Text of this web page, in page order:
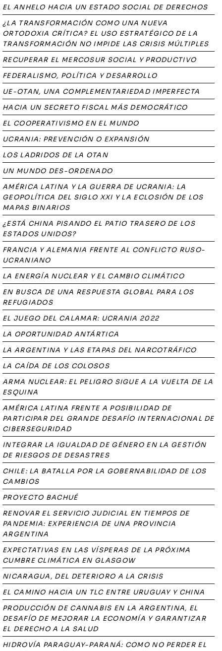
EL ANHELO HACIA UN ESTADO SOCIAL DE DERECHOS
¿LA TRANSFORMACIÓN COMO UNA NUEVA
ORTODOXIA CRÍTICA? EL USO ESTRATÉGICO DE LA
TRANSFORMACIÓN NO IMPIDE LAS CRISIS MÚLTIPLES
RECUPERAR EL MERCOSUR SOCIAL Y PRODUCTIVO
FEDERALISMO, POLÍTICA Y DESARROLLO
UE-OTAN, UNA COMPLEMENTARIEDAD IMPERFECTA
HACIA UN SECRETO FISCAL MÁS DEMOCRÁTICO
EL COOPERATIVISMO EN EL MUNDO
UCRANIA: PREVENCIÓN O EXPANSIÓN
LOS LADRIDOS DE LA OTAN
UN MUNDO DES-ORDENADO
AMÉRICA LATINA Y LA GUERRA DE UCRANIA: LA
GEOPOLÍTICA DEL SIGLO XXI Y LA ECLOSIÓN DE LOS
MAPAS BINARIOS
¿ESTÁ CHINA PISANDO EL PATIO TRASERO DE LOS
ESTADOS UNIDOS?
FRANCIA Y ALEMANIA FRENTE AL CONFLICTO RUSO-
UCRANIANO
LA ENERGÍA NUCLEAR Y EL CAMBIO CLIMÁTICO
EN BUSCA DE UNA RESPUESTA GLOBAL PARA LOS
REFUGIADOS
EL JUEGO DEL CALAMAR: UCRANIA 2022
LA OPORTUNIDAD ANTÁRTICA
LA ARGENTINA Y LAS ETAPAS DEL NARCOTRÁFICO
LA CAÍDA DE LOS COLOSOS
ARMA NUCLEAR: EL PELIGRO SIGUE A LA VUELTA DE LA
ESQUINA
AMÉRICA LATINA FRENTE A POSIBILIDAD DE
PARTICIPAR DEL GRANDE DESAFÍO INTERNACIONAL DE
CIBERSEGURIDAD
INTEGRAR LA IGUALDAD DE GÉNERO EN LA GESTIÓN
DE RIESGOS DE DESASTRES
CHILE: LA BATALLA POR LA GOBERNABILIDAD DE LOS
CAMBIOS
PROYECTO BACHUÉ
RENOVAR EL SERVICIO JUDICIAL EN TIEMPOS DE
PANDEMIA: EXPERIENCIA DE UNA PROVINCIA
ARGENTINA
EXPECTATIVAS EN LAS VÍSPERAS DE LA PRÓXIMA
CUMBRE CLIMÁTICA EN GLASGOW
NICARAGUA, DEL DETERIORO A LA CRISIS
EL CAMINO HACIA UN TLC ENTRE URUGUAY Y CHINA
PRODUCCIÓN DE CANNABIS EN LA ARGENTINA, EL
DESAFÍO DE MEJORAR LA ECONOMÍA Y GARANTIZAR
EL DERECHO A LA SALUD
HIDROVÍA PARAGUAY-PARANÁ: COMO NO PERDER EL